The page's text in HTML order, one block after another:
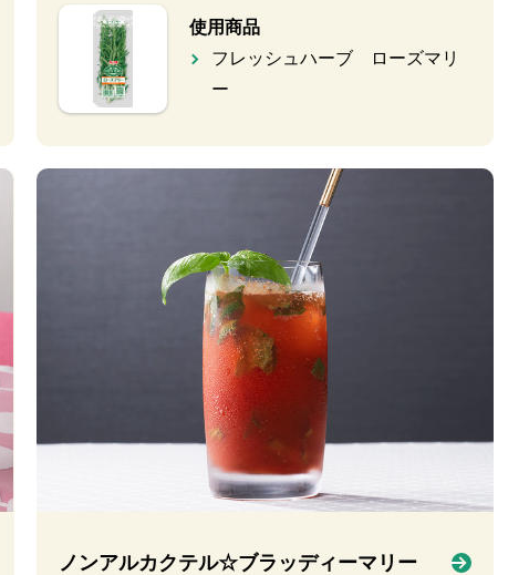
使用商品
フレッシュハーブ ローズマリ
ー
ノンアルカクテル☆ブラッディーマリー